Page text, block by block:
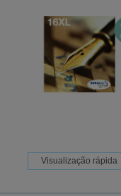
Visualização rápida